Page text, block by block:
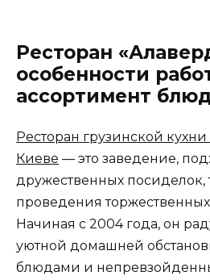
Ресторан
особенности
ассортимент
Ресторан грузинской
Киеве — это заведение,
дружественных посиделок,
проведения
Начиная с 2004 года, он
уютной домашней
блюдами и